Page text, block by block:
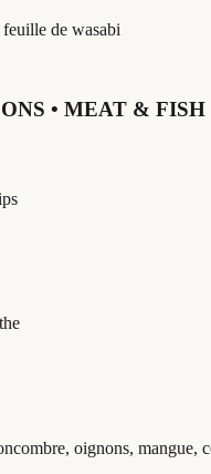
de wasabi
• MEAT & FISH
oignons, mangue,